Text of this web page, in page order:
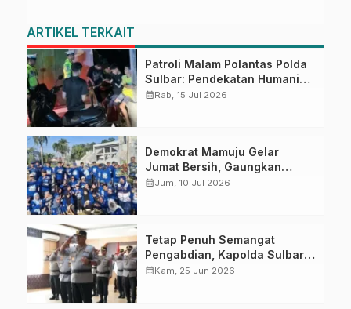
ARTIKEL TERKAIT
Patroli Malam Polantas Polda
Sulbar: Pendekatan Humanis
Wujudkan Rasa Aman dan
calendar_monthRab, 15 Jul 2026
Demokrat Mamuju Gelar
Jumat Bersih, Gaungkan
Gerakan Langit Biru Indonesia
calendar_monthJum, 10 Jul 2026
Tetap Penuh Semangat
Pengabdian, Kapolda Sulbar
dan PJU Ikuti Upacara
calendar_monthKam, 25 Jun 2026